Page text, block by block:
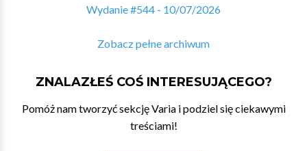
Wydanie #544 - 10/07/2026
Zobacz pełne archiwum
ZNALAZŁEŚ COŚ INTERESUJĄCEGO?
Pomóż nam tworzyć sekcję Varia i podziel się ciekawymi
treściami!